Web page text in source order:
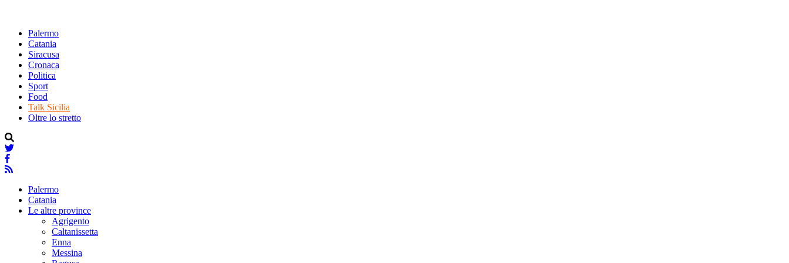
Palermo
Catania
Siracusa
Cronaca
Politica
Sport
Food
Talk Sicilia
Oltre lo stretto
Palermo
Catania
Le altre province
Agrigento
Caltanissetta
Enna
Messina